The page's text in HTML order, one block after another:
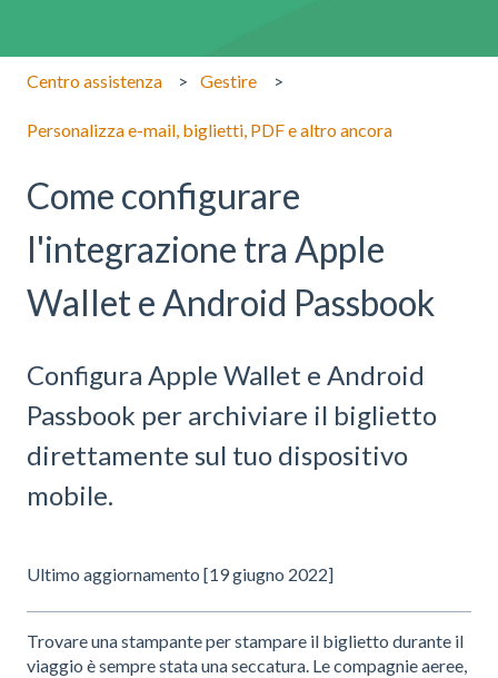
Centro assistenza Gestire
Personalizza e-mail, biglietti, PDF e altro ancora
Come configurare
l'integrazione tra Apple
Wallet e Android Passbook
Configura Apple Wallet e Android
Passbook per archiviare il biglietto
direttamente sul tuo dispositivo
mobile.
Ultimo aggiornamento [19 giugno 2022]
Trovare una stampante per stampare il biglietto durante il
viaggio è sempre stata una seccatura. Le compagnie aeree,